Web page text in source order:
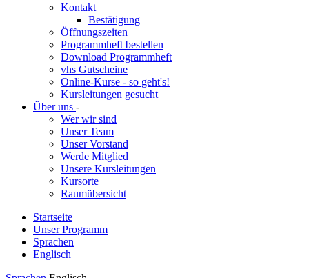
Kontakt
Bestätigung
Öffnungszeiten
Programmheft bestellen
Download Programmheft
vhs Gutscheine
Online-Kurse - so geht's!
Kursleitungen gesucht
Über uns -
Wer wir sind
Unser Team
Unser Vorstand
Werde Mitglied
Unsere Kursleitungen
Kursorte
Raumübersicht
Startseite
Unser Programm
Sprachen
Englisch